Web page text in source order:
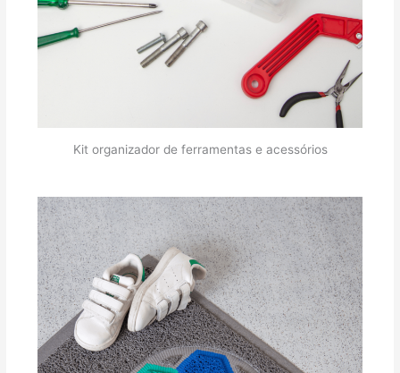
Kit organizador de ferramentas e acessórios